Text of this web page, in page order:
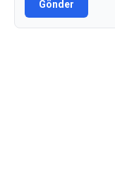
Gönder